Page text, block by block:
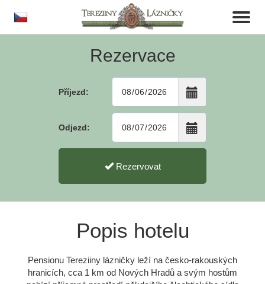
Toggle
Rezervace
Příjezd:
Odjezd:
Rezervovat
Popis hotelu
Pensionu Tereziiny lázničky leží na česko-rakouských
hranicích, cca 1 km od Nových Hradů a svým hostům